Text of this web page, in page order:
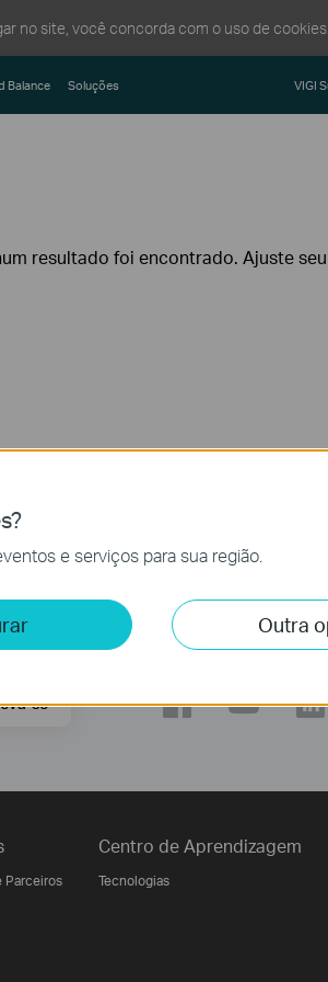
no site, você concorda com o uso de cookies.
Balance Soluções VIGI
resultado foi encontrado. Ajuste
se
Siga-nos
Parceiros
Centro de Aprendizagem
Tecnologias
e serviços para sua região.
Outra